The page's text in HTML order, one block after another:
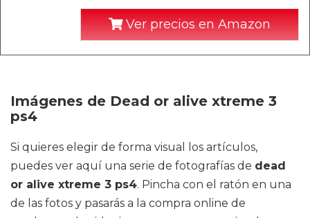
Ver precios en Amazon
Imágenes de Dead or alive xtreme 3
ps4
Si quieres elegir de forma visual los artículos,
puedes ver aquí una serie de fotografías de dead
or alive xtreme 3 ps4. Pincha con el ratón en una
de las fotos y pasarás a la compra online de